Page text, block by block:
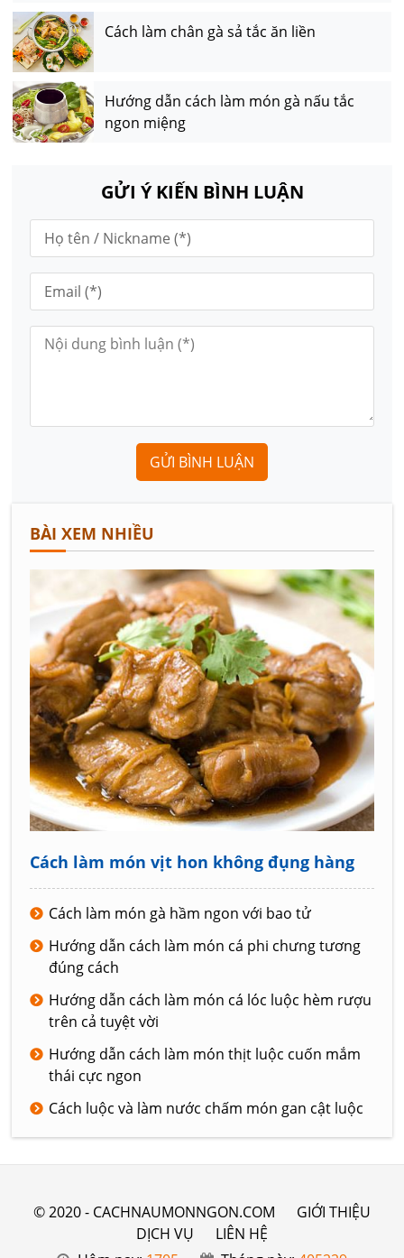
Cách làm chân gà sả tắc ăn liền
Hướng dẫn cách làm món gà nấu tắc
ngon miệng
GỬI Ý KIẾN BÌNH LUẬN
GỬI BÌNH LUẬN
BÀI XEM NHIỀU
Cách làm món vịt hon không đụng hàng
Cách làm món gà hầm ngon với bao tử
Hướng dẫn cách làm món cá phi chưng tương
đúng cách
Hướng dẫn cách làm món cá lóc luộc hèm rượu
trên cả tuyệt vời
Hướng dẫn cách làm món thịt luộc cuốn mắm
thái cực ngon
Cách luộc và làm nước chấm món gan cật luộc
© 2020 - CACHNAUMONNGON.COM
GIỚI THIỆU
DỊCH VỤ
LIÊN HỆ